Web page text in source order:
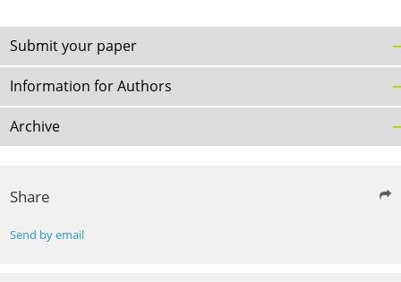
Submit your paper
Information for Authors
Archive
Share
Send by email